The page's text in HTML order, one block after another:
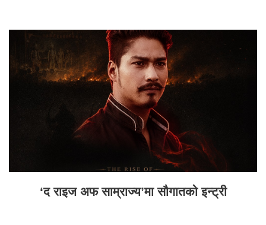
‘द राइज अफ साम्राज्य’मा सौगातको इन्ट्री